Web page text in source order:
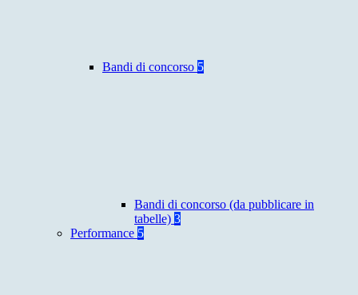
Bandi di concorso 5
Bandi di concorso (da pubblicare in
tabelle) 3
Performance 5